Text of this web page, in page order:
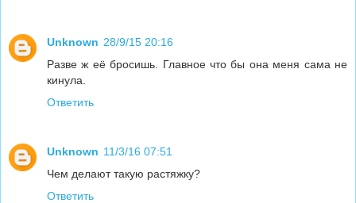
Unknown 28/9/15 20:16
Разве ж её бросишь. Главное что бы она меня сама не
кинула.
Ответить
Unknown 11/3/16 07:51
Чем делают такую растяжку?
Ответить